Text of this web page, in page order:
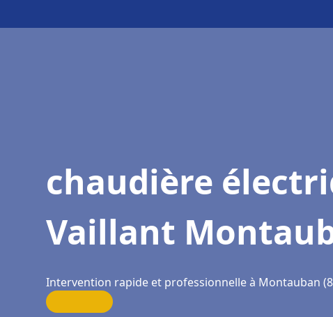
chaudière
Vaillant
Intervention rapide et professionnelle à Montauban